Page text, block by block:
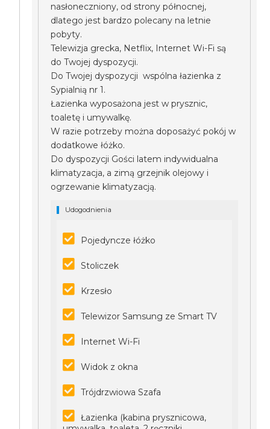
nasłoneczniony, od strony północnej,
dlatego jest bardzo polecany na letnie
pobyty.
Telewizja grecka, Netflix, Internet Wi-Fi są
do Twojej dyspozycji.
Do Twojej dyspozycji wspólna łazienka z
Sypialnią nr 1.
Łazienka wyposażona jest w prysznic,
toaletę i umywalkę.
W razie potrzeby można doposażyć pokój w
dodatkowe łóżko.
Do dyspozycji Gości latem indywidualna
klimatyzacja, a zimą grzejnik olejowy i
ogrzewanie klimatyzacją.
Udogodnienia
Pojedyncze łóżko
Stoliczek
Krzesło
Telewizor Samsung ze Smart TV
Internet Wi-Fi
Widok z okna
Trójdrzwiowa Szafa
Łazienka (kabina prysznicowa,